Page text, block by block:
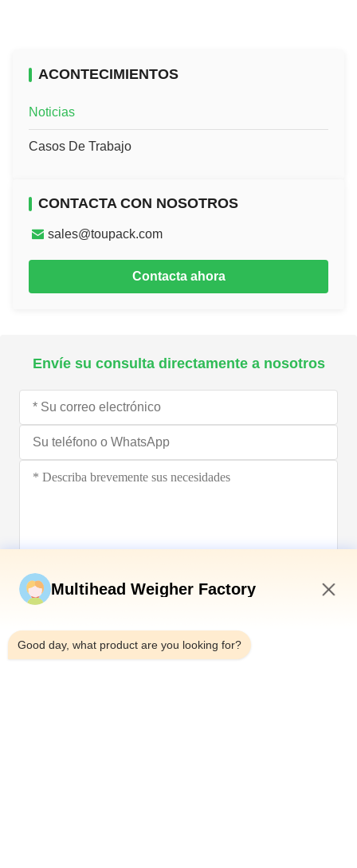
ACONTECIMIENTOS
Noticias
Casos De Trabajo
CONTACTA CON NOSOTROS
sales@toupack.com
Contacta ahora
Envíe su consulta directamente a nosotros
Multihead Weigher Factory
Good day, what product are you looking for?